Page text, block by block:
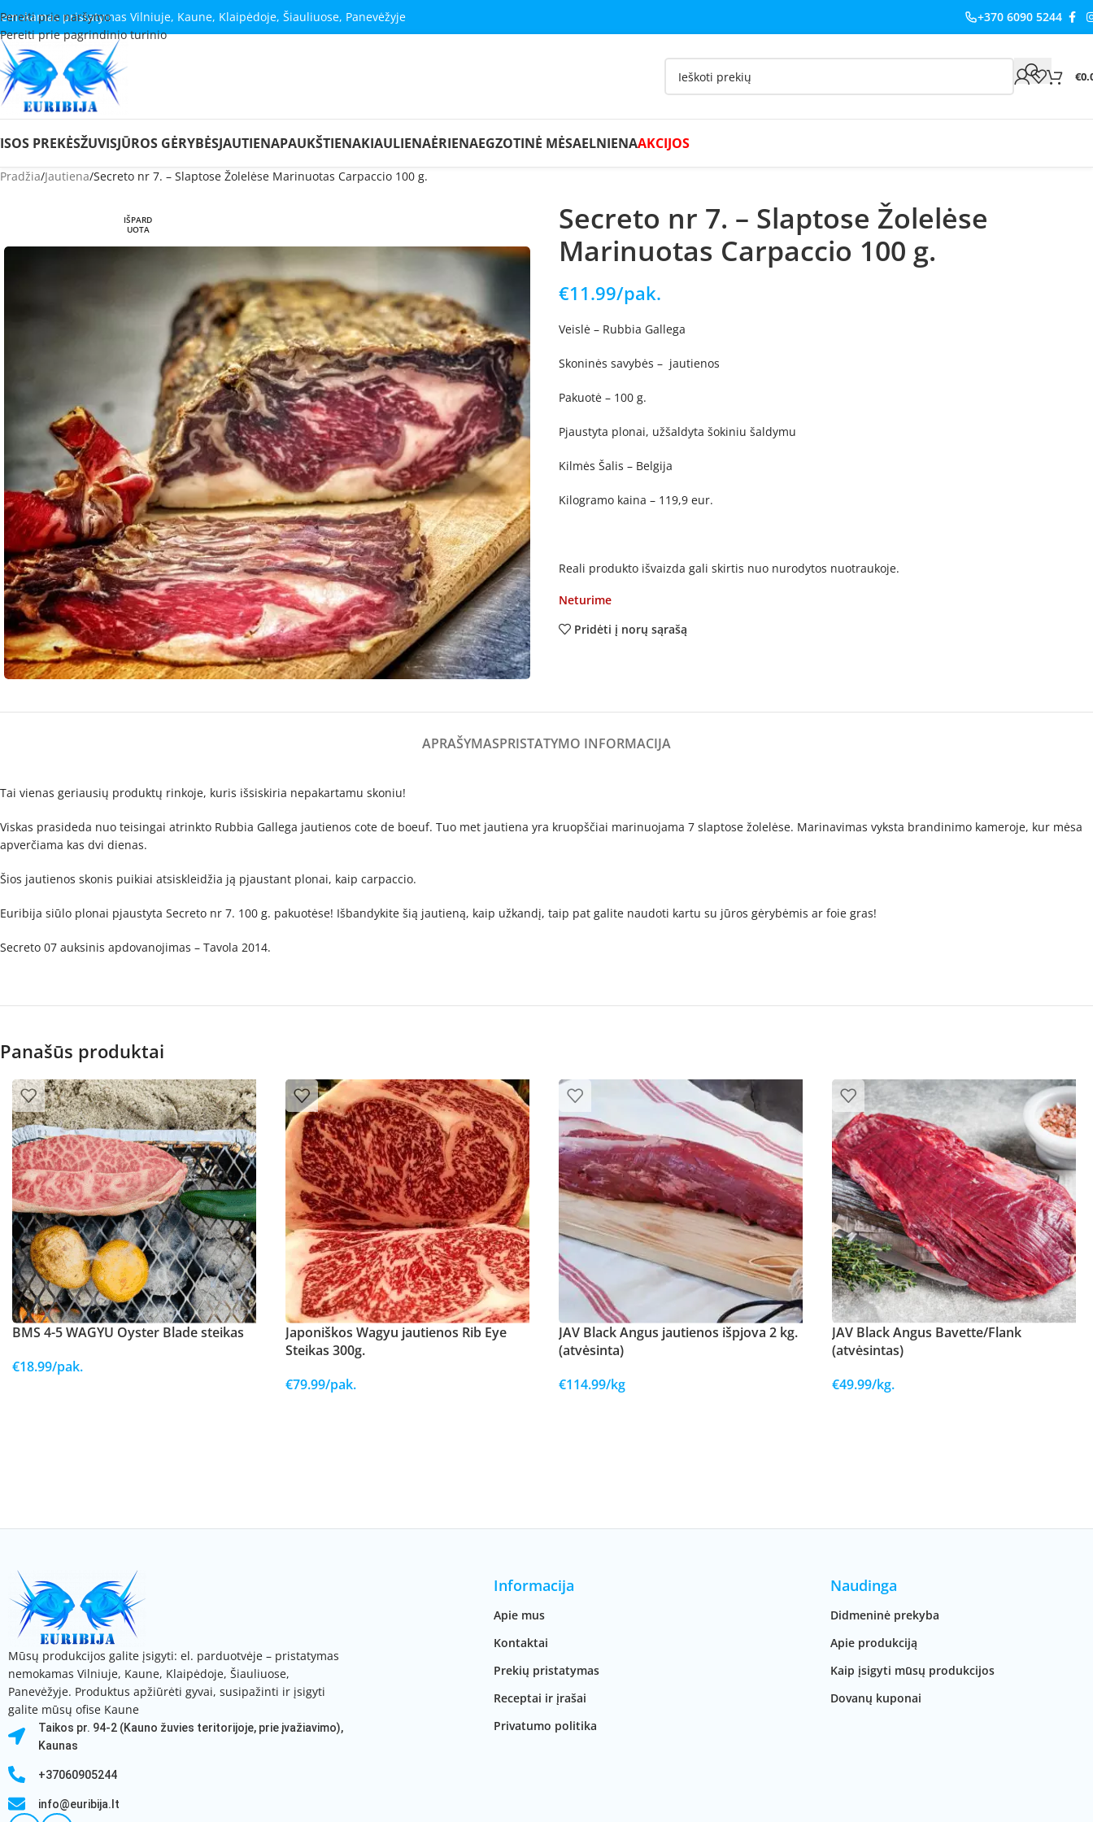
Pereiti prie naršymo
Pereiti prie pagrindinio turinio
pristatymas Vilniuje, Kaune, Klaipėdoje, Šiauliuose, Panevėžyje +370 6090 5244
€
PREKĖSŽUVISJŪROS GĖRYBĖSJAUTIENAPAUKŠTIENAKIAULIENAĖRIENAEGZOTINĖ MĖSAELNIENAAKCIJOS
Pradžia Jautiena Secreto nr 7. – Slaptose Žolelėse Marinuotas Carpaccio 100 g.
IŠPARD
UOTA
Secreto nr 7. – Slaptose Žolelėse
Marinuotas Carpaccio 100 g.
€11.99/pak.
Veislė – Rubbia Gallega
Skoninės savybės – jautienos
Pakuotė – 100 g.
Pjaustyta plonai, užšaldyta šokiniu šaldymu
Kilmės Šalis – Belgija
Kilogramo kaina – 119,9 eur.
Reali produkto išvaizda gali skirtis nuo nurodytos nuotraukoje.
Neturime
Pridėti į norų sąrašą
APRAŠYMASPRISTATYMO INFORMACIJA
Tai vienas geriausių produktų rinkoje, kuris išsiskiria nepakartamu skoniu!
Viskas prasideda nuo teisingai atrinkto Rubbia Gallega jautienos cote de boeuf. Tuo met jautiena yra kruopščiai marinuojama 7 slaptose žolelėse. Marinavimas vyksta brandinimo kameroje, kur mėsa
apverčiama kas dvi dienas.
Šios jautienos skonis puikiai atsiskleidžia ją pjaustant plonai, kaip carpaccio.
Euribija siūlo plonai pjaustyta Secreto nr 7. 100 g. pakuotėse! Išbandykite šią jautieną, kaip užkandį, taip pat galite naudoti kartu su jūros gėrybėmis ar foie gras!
Secreto 07 auksinis apdovanojimas – Tavola 2014.
Panašūs produktai
BMS 4-5 WAGYU Oyster Blade steikas
€18.99/pak.
Japoniškos Wagyu jautienos Rib Eye
Steikas 300g.
€79.99/pak.
JAV Black Angus jautienos išpjova 2 kg.
(atvėsinta)
€114.99/kg
JAV Black Angus Bavette/Flank
(atvėsintas)
€49.99/kg.
Mūsų produkcijos galite įsigyti: el. parduotvėje – pristatymas
nemokamas Vilniuje, Kaune, Klaipėdoje, Šiauliuose,
Panevėžyje. Produktus apžiūrėti gyvai, susipažinti ir įsigyti
galite mūsų ofise Kaune
Taikos pr. 94-2 (Kauno žuvies teritorijoje, prie įvažiavimo),
Kaunas
+37060905244
info@euribija.lt
Informacija
Apie mus
Kontaktai
Prekių pristatymas
Receptai ir įrašai
Privatumo politika
Naudinga
Didmeninė prekyba
Apie produkciją
Kaip įsigyti mūsų produkcijos
Dovanų kuponai